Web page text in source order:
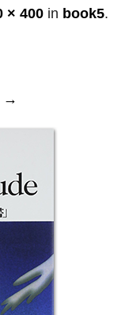
× 400 in book5.
→